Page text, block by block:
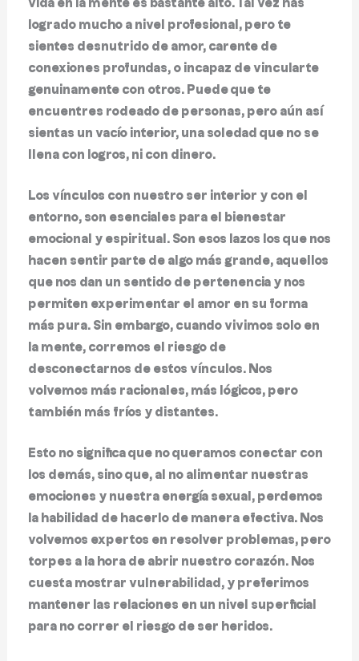
vida en la mente es bastante alto. Tal vez has
logrado mucho a nivel profesional, pero te
sientes desnutrido de amor, carente de
conexiones profundas, o incapaz de vincularte
genuinamente con otros. Puede que te
encuentres rodeado de personas, pero aún así
sientas un vacío interior, una soledad que no se
llena con logros, ni con dinero.
Los vínculos con nuestro ser interior y con el
entorno, son esenciales para el bienestar
emocional y espiritual. Son esos lazos los que nos
hacen sentir parte de algo más grande, aquellos
que nos dan un sentido de pertenencia y nos
permiten experimentar el amor en su forma
más pura. Sin embargo, cuando vivimos solo en
la mente, corremos el riesgo de
desconectarnos de estos vínculos. Nos
volvemos más racionales, más lógicos, pero
también más fríos y distantes.
Esto no significa que no queramos conectar con
los demás, sino que, al no alimentar nuestras
emociones y nuestra energía sexual, perdemos
la habilidad de hacerlo de manera efectiva. Nos
volvemos expertos en resolver problemas, pero
torpes a la hora de abrir nuestro corazón. Nos
cuesta mostrar vulnerabilidad, y preferimos
mantener las relaciones en un nivel superficial
para no correr el riesgo de ser heridos.